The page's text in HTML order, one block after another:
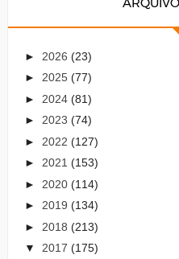
► 2026 (23)
► 2025 (77)
► 2024 (81)
► 2023 (74)
► 2022 (127)
► 2021 (153)
► 2020 (114)
► 2019 (134)
► 2018 (213)
▼ 2017 (175)